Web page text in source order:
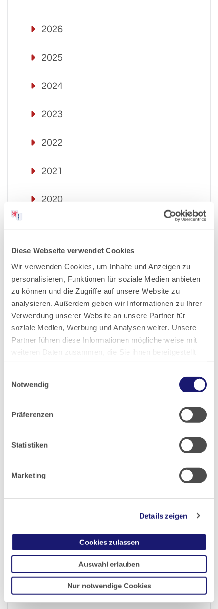
Diese Webseite verwendet Cookies
Wir verwenden Cookies, um Inhalte und Anzeigen zu
personalisieren, Funktionen für soziale Medien anbieten
zu können und die Zugriffe auf unsere Website zu
analysieren. Außerdem geben wir Informationen zu Ihrer
Verwendung unserer Website an unsere Partner für
soziale Medien, Werbung und Analysen weiter. Unsere
Partner führen diese Informationen möglicherweise mit
haben oder die sie im Rahmen Ihrer Nutzung der Dienste
Notwendig
Präferenzen
Statistiken
Marketing
Details zeigen
Cookies zulassen
Auswahl erlauben
Nur notwendige Cookies
2026
2025
2024
2023
2022
2021
2020
2019
2018
2017
2016
2015
2006